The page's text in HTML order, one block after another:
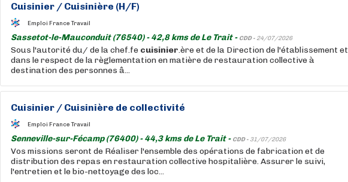
Cuisinier / Cuisinière (H/F)
Emploi France Travail
Sassetot-le-Mauconduit (76540) - 42,8 kms de Le Trait - CDD - 24/07/2026
Sous l'autorité du/ de la chef.fe cuisinier.ère et de la Direction de l'établissement et
dans le respect de la règlementation en matière de restauration collective à
destination des personnes â...
Cuisinier / Cuisinière de collectivité
Emploi France Travail
Senneville-sur-Fécamp (76400) - 44,3 kms de Le Trait - CDD - 31/07/2026
Vos missions seront de Réaliser l'ensemble des opérations de fabrication et de
distribution des repas en restauration collective hospitalière. Assurer le suivi,
l'entretien et le bio-nettoyage des loc...